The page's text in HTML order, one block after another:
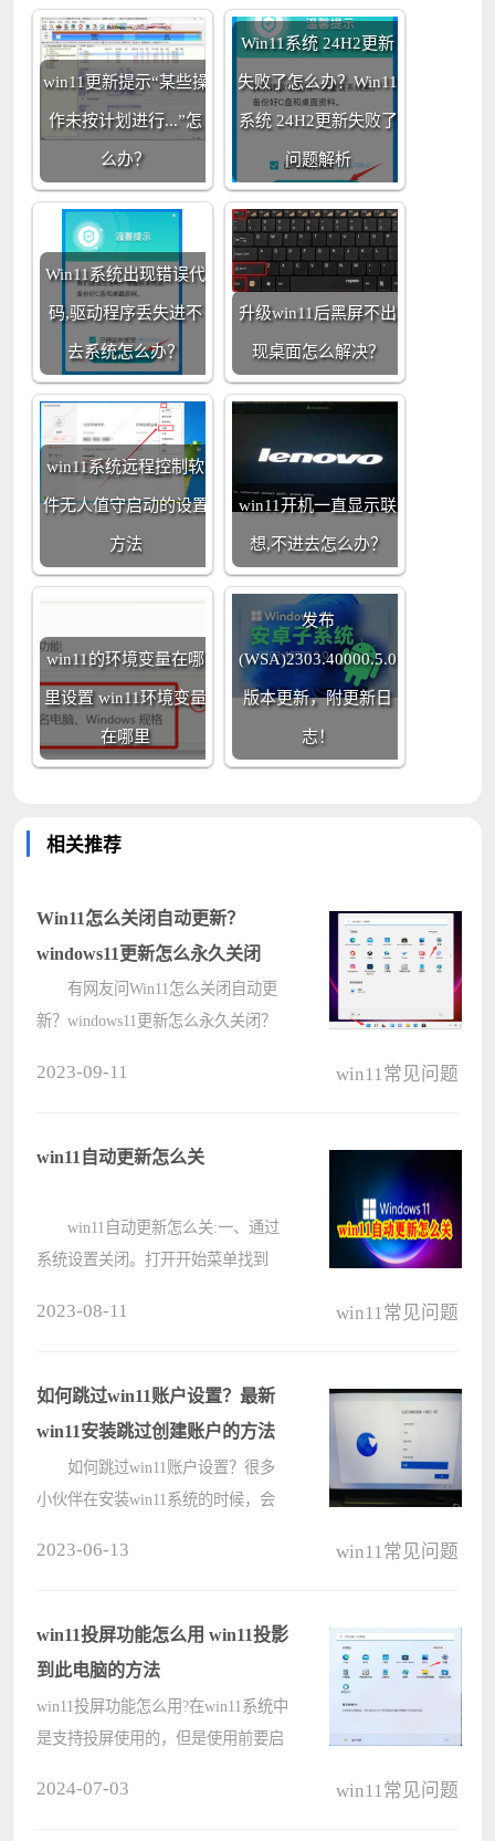
win11更新提示“某些操
作未按计划进行...”怎
么办？
Win11系统 24H2更新
失败了怎么办？Win11
系统 24H2更新失败了
问题解析
Win11系统出现错误代
码,驱动程序丢失进不
去系统怎么办？
升级win11后黑屏不出
现桌面怎么解决？
win11系统远程控制软
件无人值守启动的设置
方法
win11开机一直显示联
想,不进去怎么办？
win11的环境变量在哪
里设置 win11环境变量
在哪里
Win11系统安卓子系统
发布
(WSA)2303.40000.5.0
版本更新，附更新日
志！
相关推荐
Win11怎么关闭自动更新？
windows11更新怎么永久关闭
有网友问Win11怎么关闭自动更
新？windows11更新怎么永久关闭？
来看看吧。 Win11怎么关闭自动
2023-09-11 win11常见问题
win11自动更新怎么关
win11自动更新怎么关:一、通过
系统设置关闭。打开开始菜单找到
入“services.msc”回车确定打开服务
栏，在????
2023-08-11 win11常见问题
如何跳过win11账户设置？最新
win11安装跳过创建账户的方法
如何跳过win11账户设置？很多
小伙伴在安装win11系统的时候，会
个问题，但是发现还是不行，小编为
小伙????
2023-06-13 win11常见问题
win11投屏功能怎么用 win11投影
到此电脑的方法
win11投屏功能怎么用?在win11系统中
是支持投屏使用的，但是使用前要启
2024-07-03 win11常见问题